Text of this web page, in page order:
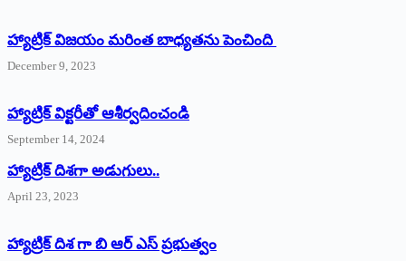
హ్యాట్రిక్ విజయం మరింత బాధ్యతను పెంచింది
December 9, 2023
హ్యాట్రిక్‌ ‌విక్టరీతో ఆశీర్వదించండి
September 14, 2024
‌హ్యాట్రిక్‌ ‌దిశగా అడుగులు..
April 23, 2023
హ్యాట్రిక్ దిశ గా బి ఆర్ ఎస్ ప్రభుత్వం